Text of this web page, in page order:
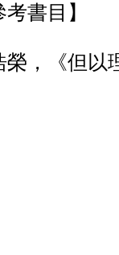
考書目】
榮，《但以